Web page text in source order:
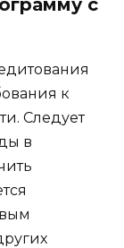
к
Следует
в